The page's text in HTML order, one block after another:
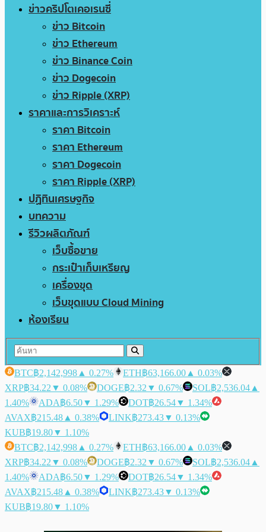
ข่าวคริปโตเคอเรนซี่
ข่าว Bitcoin
ข่าว Ethereum
ข่าว Binance Coin
ข่าว Dogecoin
ข่าว Ripple (XRP)
ราคาและการวิเคราะห์
ราคา Bitcoin
ราคา Ethereum
ราคา Dogecoin
ราคา Ripple (XRP)
ปฏิทินเศรษฐกิจ
บทความ
รีวิวผลิตภัณฑ์
เว็บซื้อขาย
กระเป๋าเก็บเหรียญ
เครื่องขุด
เว็บขุดแบบ Cloud Mining
ห้องเรียน
BTC฿2,142,998 ▲ 0.27% ETH฿63,166.00 ▲ 0.03%
XRP฿34.22 ▼ 0.08% DOGE฿2.32 ▼ 0.67% SOL฿2,536.04 ▲
1.40%
ADA฿6.50▼ 1.29% DOT฿26.54▼ 1.34%
AVAX฿215.48 ▲ 0.38% LINK฿273.43▼ 0.13%
KUB฿19.80▼ 1.10%
BTC฿2,142,998 ▲ 0.27% ETH฿63,166.00 ▲ 0.03%
XRP฿34.22 ▼ 0.08% DOGE฿2.32 ▼ 0.67% SOL฿2,536.04 ▲
1.40%
ADA฿6.50▼ 1.29% DOT฿26.54▼ 1.34%
AVAX฿215.48 ▲ 0.38% LINK฿273.43▼ 0.13%
KUB฿19.80▼ 1.10%